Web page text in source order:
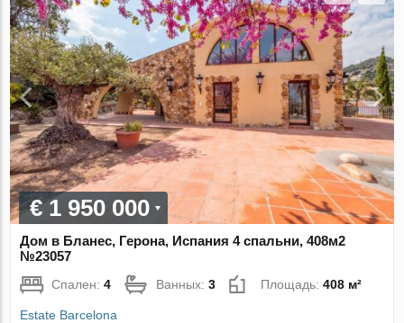
€ 1 950 000
Дом в Бланес, Герона, Испания 4 спальни, 408м2
№23057
Спален:4 Ванных:3 Площадь:408 м²
Estate Barcelona